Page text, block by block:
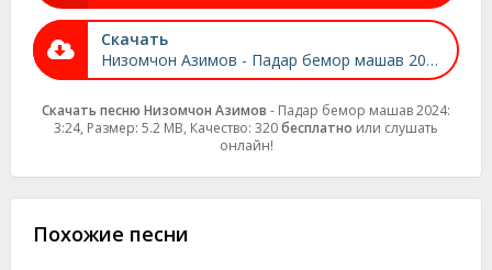
Скачать
Низомчон Азимов - Падар бемор машав 2024
Скачать песню Низомчон Азимов - Падар бемор машав 2024:
3:24, Размер: 5.2 MB, Качество: 320бесплатно или слушать
онлайн!
Похожие песни